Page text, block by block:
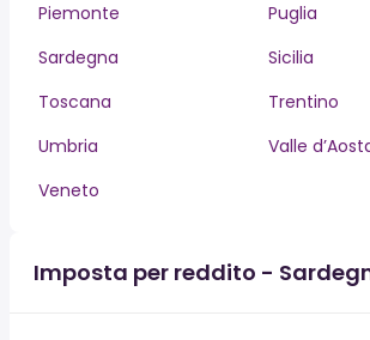
Piemonte
Puglia
Sardegna
Sicilia
Toscana
Trentino
Umbria
Valle
Veneto
Imposta per reddito -